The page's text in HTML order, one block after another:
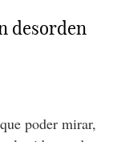
desorden
poder mirar,